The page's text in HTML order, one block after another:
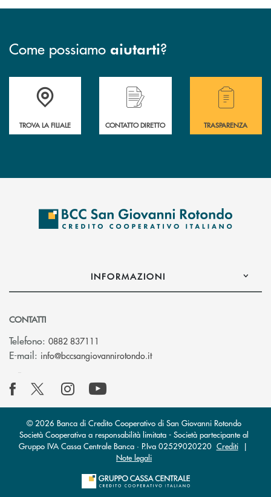
Come possiamo aiutarti?
Accedi all' elenco completo delle filiali della BCC San Giovanni
TROVA LA FILIALE
Hai bisogno di assistenza immediata?
CONTATTO DIRETTO
Hai bisogno di
TRASPARENZA
INFORMAZIONI
CONTATTI
Telefono: 0882 837111
E-mail: info@bccsangiovannirotondo.it(si apre l’app di posta
© 2026 Banca di Credito Cooperativo di San Giovanni Rotondo
Società Cooperativa a responsabilità limitata - Società partecipante al
Gruppo IVA Cassa Centrale Banca · P.Iva 02529020220 Crediti|
Note legali